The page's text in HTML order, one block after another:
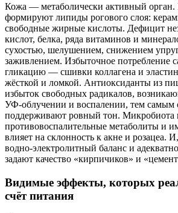
Кожа — метаболически активный орган.
формируют липиды рогового слоя:
свободные жирные кислоты. Дефицит
кислот, белка, ряда витаминов и
сухостью, шелушением, снижением
заживлением. Избыточное потребление
гликацию — сшивки коллагена и
жёсткой и ломкой. Антиоксиданты из
избыток свободных радикалов,
УФ‑облучении и воспалении, тем самым
поддерживают ровный тон. Микробиота
противовоспалительные метаболиты и
влияет на склонность к акне и розацеа.
водно‑электролитный баланс и
задают качество «кирпичиков» и
Видимые эффекты, которых
счёт питания